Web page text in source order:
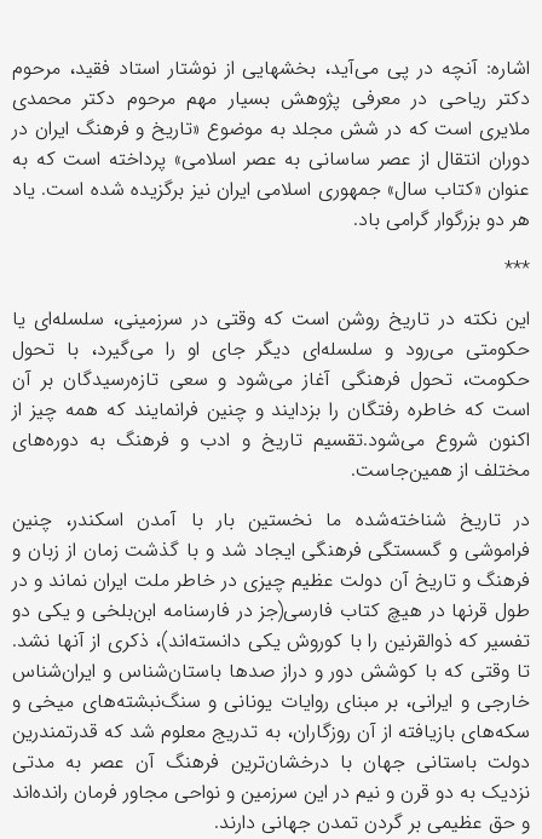
اشاره: آنچه در پی می‌آید، بخشهایی از نوشتار استاد فقید، مرحوم
دکتر ریاحی در معرفی پژوهش بسیار مهم مرحوم دکتر محمدی
ملایری است که در شش مجلد به موضوع «تاریخ و فرهنگ ایران در
دوران انتقال از عصر ساسانی به عصر اسلامی» پرداخته است که به
عنوان «کتاب سال» جمهوری اسلامی ایران نیز برگزیده شده است. یاد
هر دو بزرگوار گرامی باد.
***
این نکته در تاریخ روشن است که وقتی در سرزمینی، سلسله‌ای یا
حکومتی می‌رود و سلسله‌ای دیگر جای او را می‌گیرد، با تحول
حکومت، تحول فرهنگی آغاز می‌شود و سعی تازه‌رسیدگان بر آن
است که خاطره رفتگان را بزدایند و چنین فرانمایند که همه چیز از
اکنون شروع می‌شود.تقسیم تاریخ و ادب و فرهنگ به دوره‌های
مختلف از همین‌جاست.
در تاریخ شناخته‌شده ما نخستین بار با آمدن اسکندر، چنین
فراموشی و گسستگی فرهنگی ایجاد شد و با گذشت زمان از زبان و
فرهنگ و تاریخ آن دولت عظیم چیزی در خاطر ملت ایران نماند و در
طول قرنها در هیچ کتاب فارسی(جز در فارسنامه ابن‌بلخی و یکی دو
تفسیر که ذوالقرنین را با کوروش یکی دانسته‌اند)، ذکری از آنها نشد.
تا وقتی که با کوشش دور و دراز صدها باستان‌شناس و ایران‌شناس
خارجی و ایرانی، بر مبنای روایات یونانی و سنگ‌نبشته‌های میخی و
سکه‌های بازیافته از آن روزگاران، به تدریج معلوم شد که قدرتمندرین
دولت باستانی جهان با درخشان‌ترین فرهنگ آن عصر به مدتی
نزدیک به دو قرن و نیم در این سرزمین و نواحی مجاور فرمان رانده‌اند
و حق عظیمی بر گردن تمدن جهانی دارند.